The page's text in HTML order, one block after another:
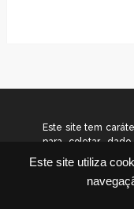
Este site utiliza
Este site tem
para coletar
temos relação com
no